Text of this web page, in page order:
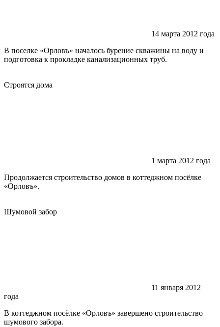
14 марта 2012 года
В поселке «Орловъ» началось бурение скважины на воду и
подготовка к прокладке канализационных труб.
Строятся дома
1 марта 2012 года
Продолжается строительство домов в коттеджном посёлке
«Орловъ».
Шумовой забор
11 января 2012
года
В коттеджном посёлке «Орловъ» завершено строительство
шумового забора.